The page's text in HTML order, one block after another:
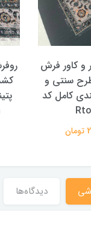
و کاور فرش
سنتی و
کامل کد
دیدگاه‌ها